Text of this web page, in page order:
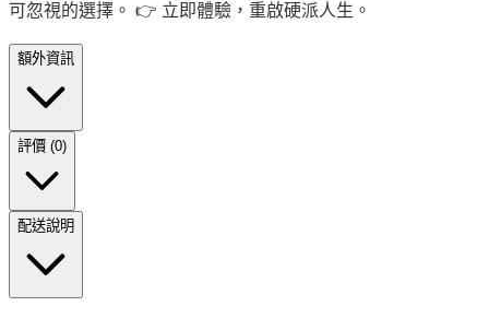
可忽視的選擇。 👉 立即體驗，重啟硬派人生。
額外資訊
評價 (0)
配送說明